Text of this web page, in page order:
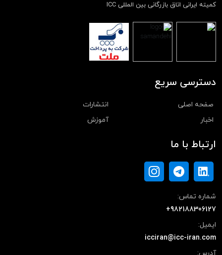
کمیته ایرانی اتاق بازرگانی بین المللی ICC
دسترسی سریع
صفحه اصلی
انتشارات
اخبار
آموزش
ارتباط با ما
شماره تماس:
+982188306127
ایمیل:
icciran@icc-iran.com